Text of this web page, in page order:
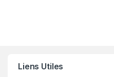
Liens Utiles